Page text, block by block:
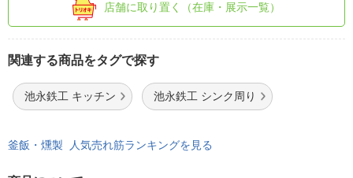
店舗に取り置く（在庫・展示一覧）
関連する商品をタグで探す
池永鉄工 キッチン 池永鉄工 シンク周り
釜飯・燻製 人気売れ筋ランキングを見る